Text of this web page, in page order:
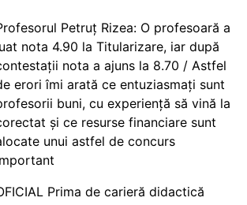
Petruț Rizea: O profesoară a
nota 4.90 la Titularizare, iar după
nota a ajuns la 8.70 / Astfel
erori îmi arată ce entuziasmați sunt
buni, cu experiență să vină la
și ce resurse financiare sunt
unui astfel de concurs
Prima de carieră didactică